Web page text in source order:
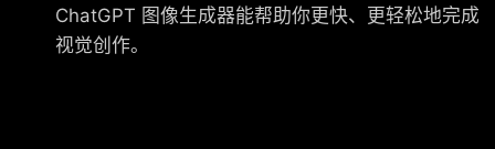
ChatGPT 图像生成器能帮助你更快、更轻松地完成
视觉创作。